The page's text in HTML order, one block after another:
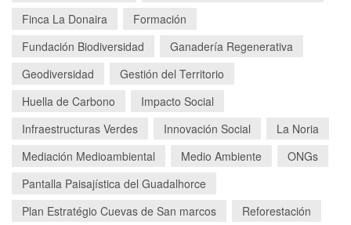
Finca La Donaira
Formación
Fundación Biodiversidad
Ganadería Regenerativa
Geodiversidad
Gestión del Territorio
Huella de Carbono
Impacto Social
Infraestructuras Verdes
Innovación Social
La Noria
Mediación Medioambiental
Medio Ambiente
ONGs
Pantalla Paisajística del Guadalhorce
Plan Estratégio Cuevas de San marcos
Reforestación